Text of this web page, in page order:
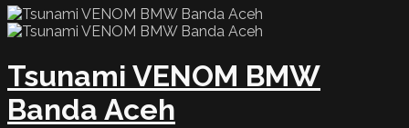
Tsunami VENOM BMW
Banda Aceh